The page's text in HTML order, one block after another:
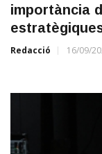
importància
Redacció 16/09/